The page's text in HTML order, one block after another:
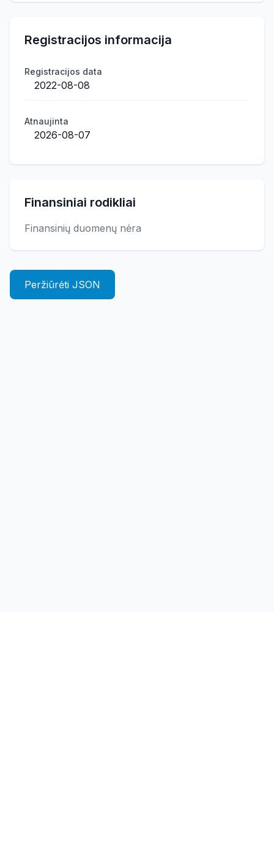
Registracijos informacija
Registracijos data
2022-08-08
Atnaujinta
2026-08-07
Finansiniai rodikliai
Finansinių duomenų nėra
Peržiūrėti JSON